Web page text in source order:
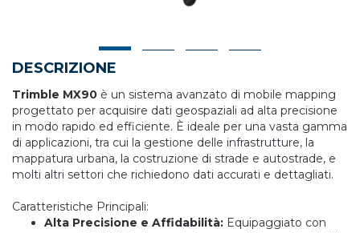
DESCRIZIONE
Trimble MX90 è un sistema avanzato di mobile mapping
progettato per acquisire dati geospaziali ad alta precisione
in modo rapido ed efficiente. È ideale per una vasta gamma
di applicazioni, tra cui la gestione delle infrastrutture, la
mappatura urbana, la costruzione di strade e autostrade, e
molti altri settori che richiedono dati accurati e dettagliati.
Caratteristiche Principali:
Alta Precisione e Affidabilità: Equipaggiato con